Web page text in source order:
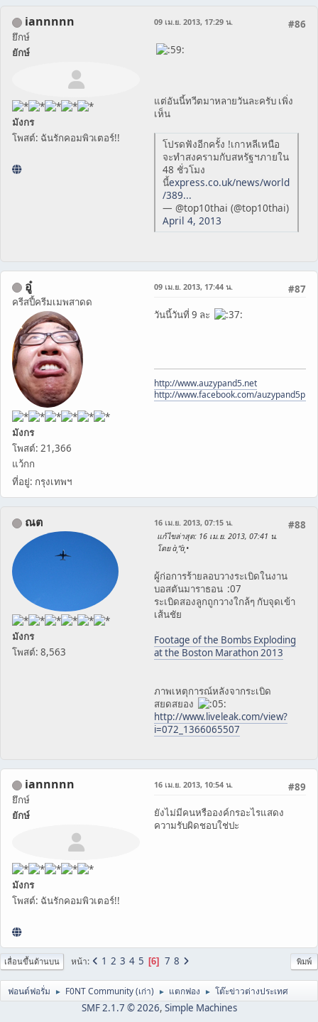
iannnnn
ยึกษ์
ยักษ์
มังกร
โพสต์: ฉันรักคอมพิวเตอร์!!
#86
09 เม.ย. 2013, 17:29 น.
แต่อันนี้ทวีตมาหลายวันละครับ เพิ่ง
เห็น
โปรดฟังอีกครั้ง !เกาหลีเหนือ
จะทําสงครามกับสหรัฐฯภายใน
48 ชั่วโมง
นี้express.co.uk/news/world
/389...
— @top10thai (@top10thai)
April 4, 2013
อู๋
ครีสปี้ครีมเมพสาดด
มังกร
โพสต์: 21,366
แว้กก
ที่อยู่: กรุงเทพฯ
#87
09 เม.ย. 2013, 17:44 น.
วันนี้วันที่ 9 ละ
http://www.auzypand5.net
http://www.facebook.com/
ณต
มังกร
โพสต์: 8,563
#88
16 เม.ย. 2013, 07:15 น.
แก้ไขล่าสุด: 16 เม.ย. 2013, 07:41 น.
โดย à¸“à¸•
ผู้ก่อการร้ายลอบวางระเบิดในงาน
บอสตันมาราธอน :07
ระเบิดสองลูกถูกวางใกล้ๆ กับจุดเข้า
เส้นชัย
Footage of the Bombs Exploding
at the Boston Marathon 2013
ภาพเหตุการณ์หลังจากระเบิด
สยดสยอง
http://www.liveleak.com/view?
i=072_1366065507
iannnnn
ยึกษ์
ยักษ์
มังกร
โพสต์: ฉันรักคอมพิวเตอร์!!
#89
16 เม.ย. 2013, 10:54 น.
ยังไม่มีคนหรือองค์กรอะไรแสดง
ความรับผิดชอบใช่ปะ
พิมพ์
เลื่อนขึ้นด้านบน หน้า 1 2 3 4 5 6 7 8
ฟอนต์ฟอรั่ม ► F0NT Community (เก่า) ► แตกฟอง ► โต๊ะข่าวต่างประเทศ
SMF 2.1.7 © 2026, Simple Machines